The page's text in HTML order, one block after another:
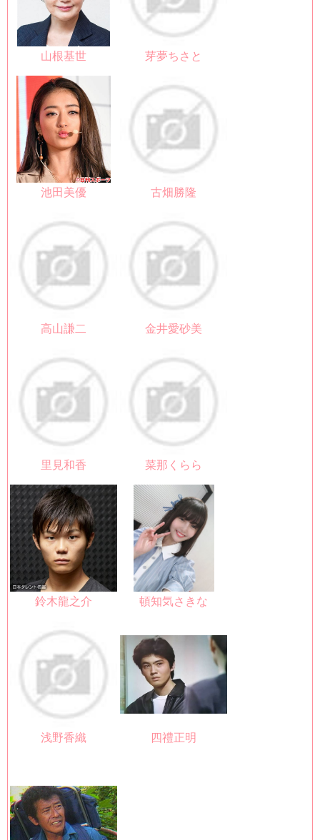
山根基世 芽夢ちさと
池田美優 古畑勝隆
高山謙二 金井愛砂美
里見和香 菜那くらら
鈴木龍之介 頓知気さきな
浅野香織 四禮正明